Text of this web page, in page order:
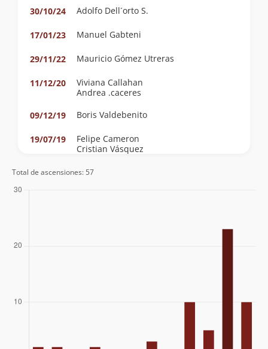
30/10/24 Adolfo Dell´orto S.
17/01/23 Manuel Gabteni
29/11/22 Mauricio Gómez Utreras
11/12/20
Viviana Callahan
Andrea .caceres
09/12/19
Boris Valdebenito
19/07/19
Felipe Cameron
Cristian Vásquez
Total de ascensiones: 57